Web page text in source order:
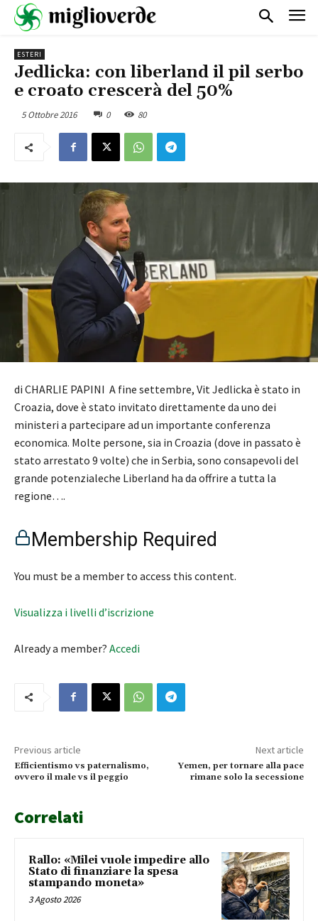
ESTERI
Jedlicka: con liberland il pil serbo
e croato crescerà del 50%
5 Ottobre 2016 0 80
di CHARLIE PAPINI A fine settembre, Vit Jedlicka è stato in
Croazia, dove è stato invitato direttamente da uno dei
ministeri a partecipare ad un importante conferenza
economica. Molte persone, sia in Croazia (dove in passato è
stato arrestato 9 volte) che in Serbia, sono consapevoli del
grande potenzialeche Liberland ha da offrire a tutta la
regione….
Membership Required
You must be a member to access this content.
Visualizza i livelli d’iscrizione
Already a member? Accedi
Previous article
Efficientismo vs paternalismo,
ovvero il male vs il peggio
Next article
Yemen, per tornare alla pace
rimane solo la secessione
Correlati
Rallo: «Milei vuole impedire allo
Stato di finanziare la spesa
stampando moneta»
3 Agosto 2026